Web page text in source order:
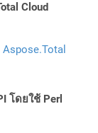
Cloud
Aspose.Total
โดยใช้ Perl